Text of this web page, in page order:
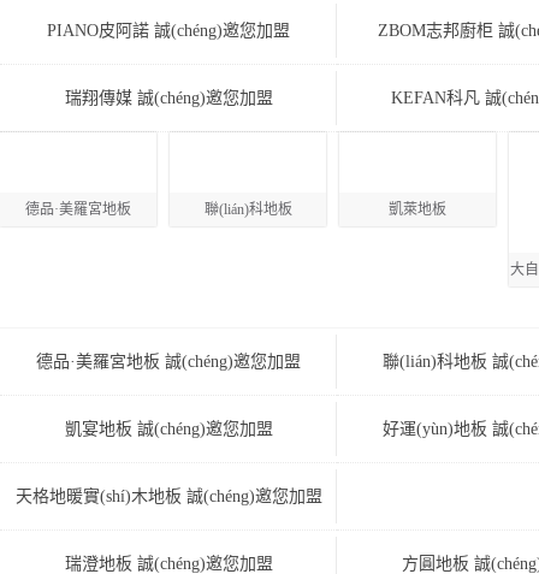
PIANO皮阿諾 誠(chéng)邀您加盟 ZBOM志邦廚柜 誠
瑞翔傳媒 誠(chéng)邀您加盟 KEFAN科凡 誠
德品·美羅宮地板 聯(lián)科地板 凱萊地板
大
德品·美羅宮地板 誠(chéng)邀您加盟 聯(lián)科地板 誠
凱宴地板 誠(chéng)邀您加盟 好運(yùn)地板 誠
天格地暖實(shí)木地板 誠(chéng)邀您加盟
安心地板 誠
瑞澄地板 誠(chéng)邀您加盟 方圓地板 誠